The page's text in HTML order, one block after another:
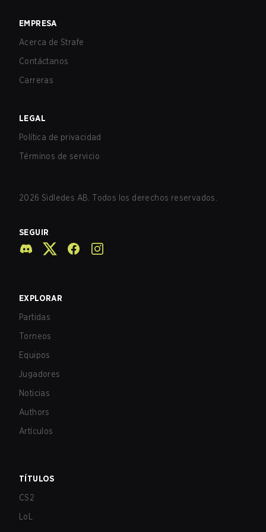
EMPRESA
Acerca de Strafe
Contáctanos
Carreras
LEGAL
Política de privacidad
Términos de servicio
2026 Sidledes AB. Todos los derechos reservados.
SEGUIR
EXPLORAR
Partidas
Torneos
Equipos
Jugadores
Noticias
Authors
Artículos
TÍTULOS
CS2
LoL